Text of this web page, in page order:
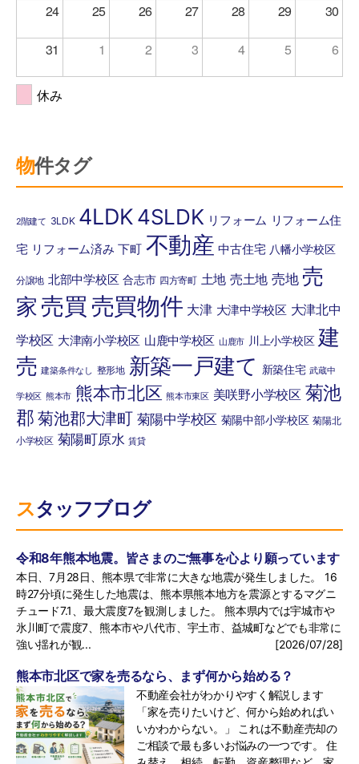
24 25 26 27 28 29 30
31 1 2 3 4 5 6
休み
物件タグ
2階建て 3LDK 4LDK4SLDK リフォーム リフォーム住
宅 リフォーム済み 下町 不動産 中古住宅 八幡小学校区
分譲地 北部中学校区 合志市 四方寄町 土地 売土地 売地 売
家 売買 売買物件 大津 大津中学校区 大津北中
学校区 大津南小学校区 山鹿中学校区 山鹿市 川上小学校区 建
売 建築条件なし 整形地 新築一戸建て 新築住宅 武蔵中
学校区 熊本市 熊本市北区 熊本市東区 美咲野小学校区 菊池
郡 菊池郡大津町 菊陽中学校区 菊陽中部小学校区 菊陽北
小学校区 菊陽町原水 賃貸
スタッフブログ
令和8年熊本地震。皆さまのご無事を心より願っています
本日、7月28日、熊本県で非常に大きな地震が発生しました。 16
時27分頃に発生した地震は、熊本県熊本地方を震源とするマグニ
チュード7.1、最大震度7を観測しました。 熊本県内では宇城市や
氷川町で震度7、熊本市や八代市、宇土市、益城町などでも非常に
強い揺れが観...
[2026/07/28]
熊本市北区で家を売るなら、まず何から始める？
不動産会社がわかりやすく解説します
「家を売りたいけど、何から始めればい
いかわからない。」 これは不動産売却の
ご相談で最も多いお悩みの一つです。 住